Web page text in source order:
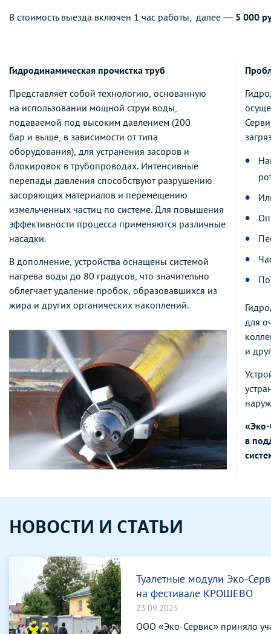
В стоимость выезда включен 1 час работы, далее — 5 000
Гидродинамическая прочистка труб
Представляет собой технологию, основанную
на использовании мощной струи воды,
подаваемой под высоким давлением (200
бар и выше, в зависимости от типа
оборудования), для устранения засоров и
блокировок в трубопроводах. Интенсивные
перепады давления способствуют разрушению
засоряющих материалов и перемещению
измельченных частиц по системе. Для повышения
эффективности процесса применяются различные
насадки.
В дополнение, устройства оснащены системой
нагрева воды до 80 градусов, что значительно
облегчает удаление пробок, образовавшихся из
жира и других органических накоплений.
для
и
в
НОВОСТИ И СТАТЬИ
Туалетные модули Эко-
на фестивале КРОШЕВО
23.09.2025
ООО «Эко-Сервис» приняло